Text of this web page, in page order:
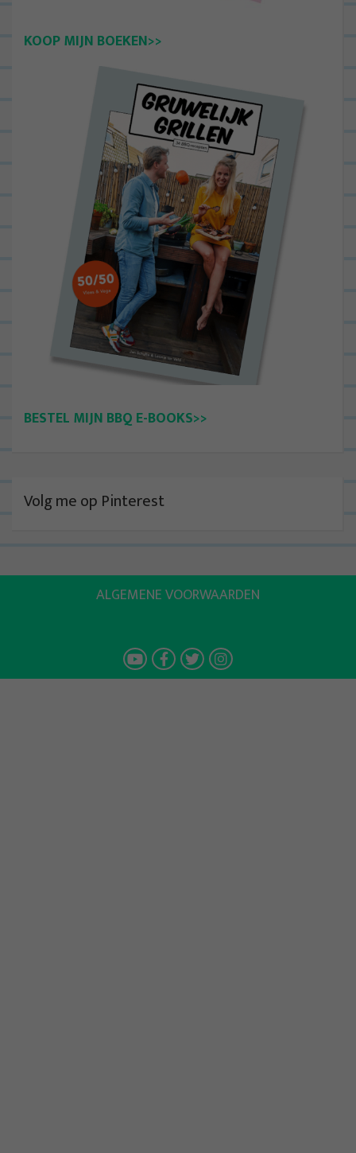
KOOP MIJN BOEKEN>>
BESTEL MIJN BBQ E-BOOKS>>
Volg me op Pinterest
ALGEMENE VOORWAARDEN